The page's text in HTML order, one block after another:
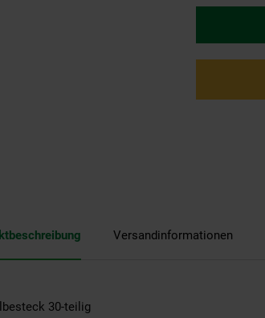
Versandinformationen
30-teilig